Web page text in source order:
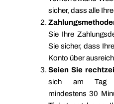
sicher, dass alle
Sie Ihre
Sie sicher, dass
Konto über
Seien Sie
sich am Tag
mindestens 30